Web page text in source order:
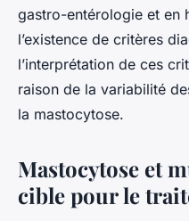
gastro-entérologie et en
l’existence de critères
l’interprétation de ces
raison de la variabilité
la mastocytose.
Mastocytose et
cible pour le